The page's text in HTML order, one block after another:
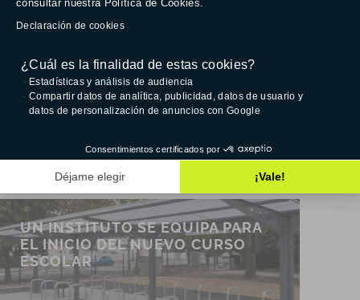
consultar nuestra Política de Cookies.
Declaración de cookies
¿Cuál es la finalidad de estas cookies?
Estadísticas y análisis de audiencia
Compartir datos de analítica, publicidad, datos de usuario y
datos de personalización de anuncios con Google
Consentimientos certificados por
Déjame elegir ¡Vale!
UNA UNIVERSIDAD EQUIPA SU
CAMPUS CON APARCABICICLETAS
PARA ESTUDIANTES Y PERSONAL
UN INSTITUTO SE EQUIPA PARA
EL INICIO DEL NUEVO CURSO
ESCOLAR